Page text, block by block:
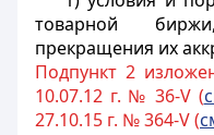
товарной
прекращения их
Подпункт 2
10.07.12 г. № 36-V (
27.10.15 г. № 364-V (